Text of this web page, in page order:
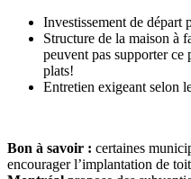
Investissement de départ
Structure de la maison à
peuvent pas supporter
plats!
Entretien exigeant selon
Bon à savoir : certaines
encourager l’implantation de